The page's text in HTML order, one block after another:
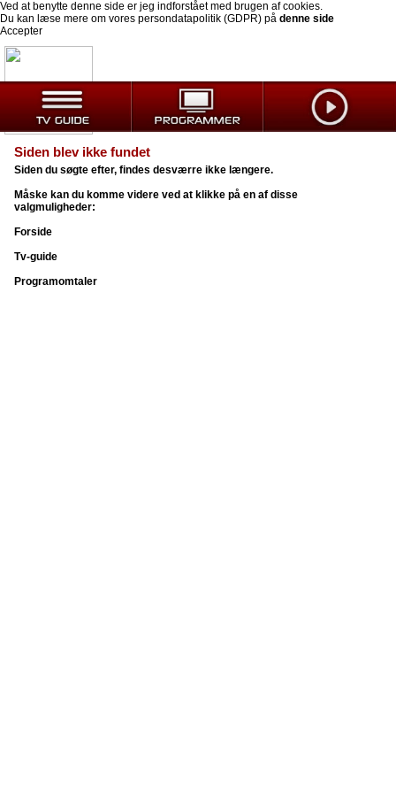
Ved at benytte denne side er jeg indforstået med brugen af cookies.
Du kan læse mere om vores persondatapolitik (GDPR) på denne side
Accepter
Siden blev ikke fundet
Siden du søgte efter, findes desværre ikke længere.
Måske kan du komme videre ved at klikke på en af disse
valgmuligheder:
Forside
Tv-guide
Programomtaler